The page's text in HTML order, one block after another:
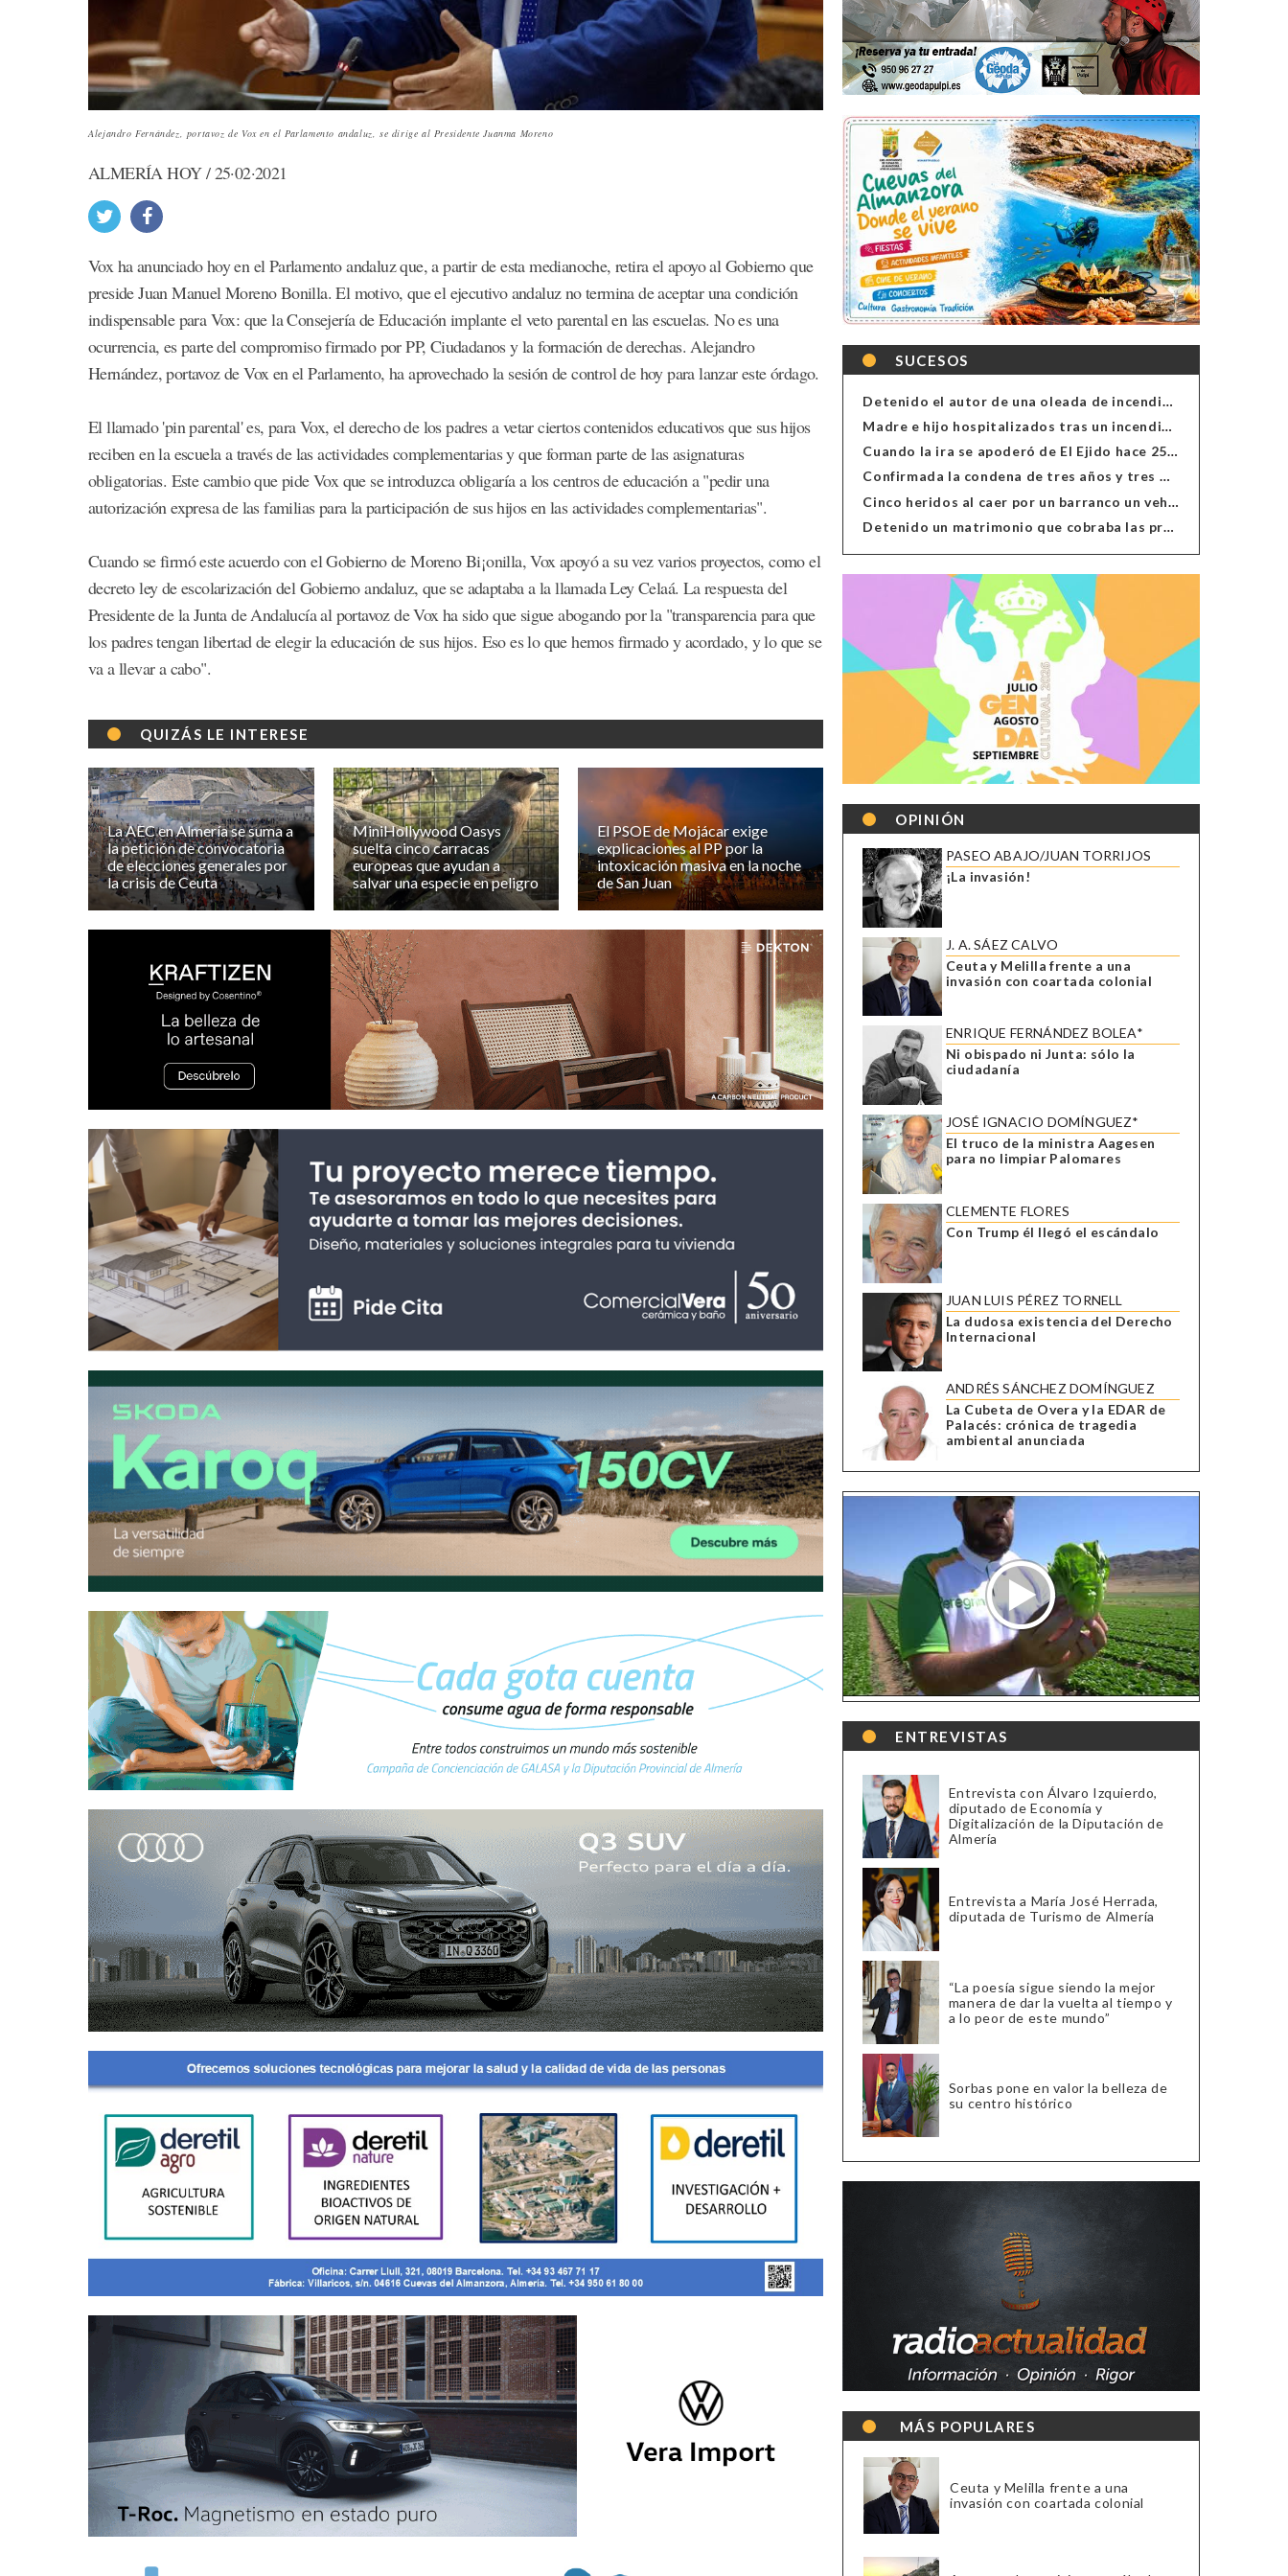
Alejandro Fernández, portavoz de Vox en el Parlamento andaluz, se dirige al Presidente Juanma Moreno
ALMERÍA HOY / 25·02·2021
Vox ha anunciado hoy en el Parlamento andaluz que, a partir de esta medianoche, retira el apoyo al Gobierno que
preside Juan Manuel Moreno Bonilla. El motivo, que el ejecutivo andaluz no termina de aceptar una condición
indispensable para Vox: que la Consejería de Educación implante el veto parental en las escuelas. No es una
ocurrencia, es parte del compromiso firmado por PP, Ciudadanos y la formación de derechas. Alejandro
Hernández, portavoz de Vox en el Parlamento, ha aprovechado la sesión de control de hoy para lanzar este órdago.
El llamado 'pin parental' es, para Vox, el derecho de los padres a vetar ciertos contenidos educativos que sus hijos
reciben en la escuela a través de las actividades complementarias y que forman parte de las asignaturas
obligatorias. Este cambio que pide Vox que se introduzca obligaría a los centros de educación a "pedir una
autorización expresa de las familias para la participación de sus hijos en las actividades complementarias".
Cuando se firmó este acuerdo con el Gobierno de Moreno Bi¡onilla, Vox apoyó a su vez varios proyectos, como el
decreto ley de escolarización del Gobierno andaluz, que se adaptaba a la llamada Ley Celaá. La respuesta del
Presidente de la Junta de Andalucía al portavoz de Vox ha sido que sigue abogando por la "transparencia para que
los padres tengan libertad de elegir la educación de sus hijos. Eso es lo que hemos firmado y acordado, y lo que se
va a llevar a cabo".
QUIZÁS LE INTERESE
La AEC en Almería se suma a
la petición de convocatoria
de elecciones generales por
la crisis de Ceuta
MiniHollywood Oasys
suelta cinco carracas
europeas que ayudan a
salvar una especie en peligro
El PSOE de Mojácar exige
explicaciones al PP por la
intoxicación masiva en la noche
de San Juan
SUCESOS
Detenido el autor de una oleada de incendios de contenedores en Almería
Madre e hijo hospitalizados tras un incendio en la cocina de una vivienda en Almería
Cuando la ira se apoderó de El Ejido hace 25 años
Confirmada la condena de tres años y tres meses al hombre de Antas acusado de xenofobia
Cinco heridos al caer por un barranco un vehículo en Alcolea
Detenido un matrimonio que cobraba las prestaciones de ilegales en Almería, Granada, Málaga, Huelva y Murcia
OPINIÓN
PASEO ABAJO/JUAN TORRIJOS
¡La invasión!
J. A. SÁEZ CALVO
Ceuta y Melilla frente a una
invasión con coartada colonial
ENRIQUE FERNÁNDEZ BOLEA*
Ni obispado ni Junta: sólo la
ciudadanía
JOSÉ IGNACIO DOMÍNGUEZ*
El truco de la ministra Aagesen
para no limpiar Palomares
CLEMENTE FLORES
Con Trump él llegó el escándalo
JUAN LUIS PÉREZ TORNELL
La dudosa existencia del Derecho
Internacional
ANDRÉS SÁNCHEZ DOMÍNGUEZ
La Cubeta de Overa y la EDAR de
Palacés: crónica de tragedia
ambiental anunciada
ENTREVISTAS
Entrevista con Álvaro Izquierdo,
diputado de Economía y
Digitalización de la Diputación de
Almería
Entrevista a María José Herrada,
diputada de Turismo de Almería
“La poesía sigue siendo la mejor
manera de dar la vuelta al tiempo y
a lo peor de este mundo”
Sorbas pone en valor la belleza de
su centro histórico
MÁS POPULARES
Ceuta y Melilla frente a una
invasión con coartada colonial